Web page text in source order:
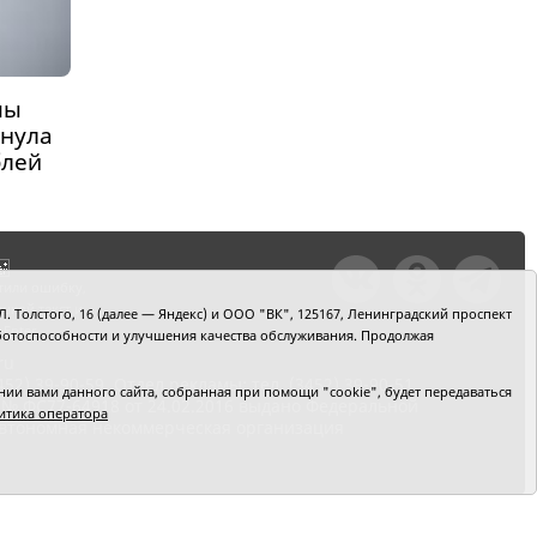
текст и
39-90-59. Отдел рекламы: тел. (3452) 39-90-51.
ФС77-64918 от 24.02.2016 выдано Федеральной
некоммерческая организация
Толстого, 16 (далее — Яндекс) и ООО "ВК", 125167, Ленинградский проспект
и улучшения качества обслуживания. Продолжая
вами данного сайта, собранная при помощи "cookie", будет передаваться
оператора